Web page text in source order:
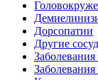
Дорсопатии
Другие